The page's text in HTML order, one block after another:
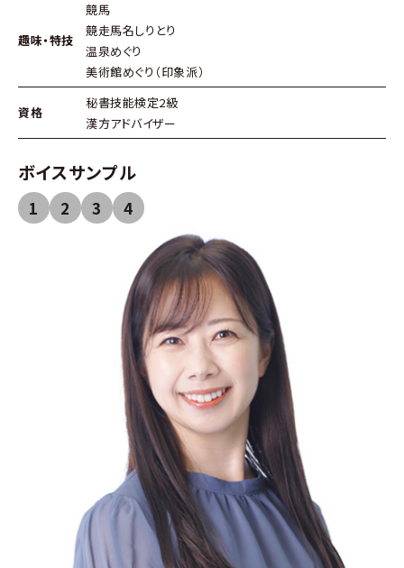
趣味・特技
競馬
競走馬名しりとり
温泉めぐり
美術館めぐり（印象派）
資格
秘書技能検定2級
漢方アドバイザー
ボイスサンプル
1 2 3 4